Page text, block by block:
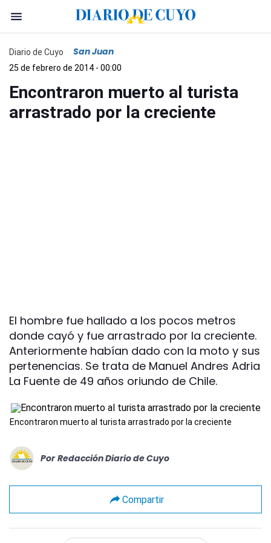
Diario de Cuyo San Juan
25 de febrero de 2014 - 00:00
Encontraron muerto al turista
arrastrado por la creciente
El hombre fue hallado a los pocos metros
donde cayó y fue arrastrado por la creciente.
Anteriormente habían dado con la moto y sus
pertenencias. Se trata de Manuel Andres Adria
La Fuente de 49 años oriundo de Chile.
Encontraron muerto al turista arrastrado por la creciente
Por Redacción Diario de Cuyo
Compartir